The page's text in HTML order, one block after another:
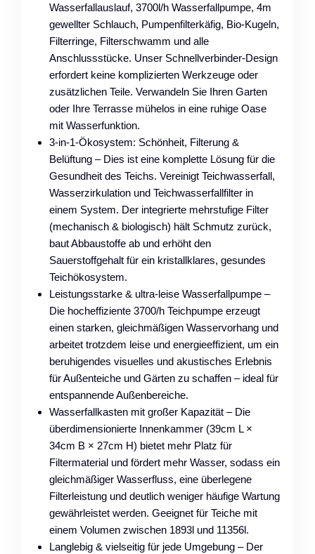
Wasserfallauslauf, 3700l/h Wasserfallpumpe, 4m
gewellter Schlauch, Pumpenfilterkäfig, Bio-Kugeln,
Filterringe, Filterschwamm und alle
Anschlussstücke. Unser Schnellverbinder-Design
erfordert keine komplizierten Werkzeuge oder
zusätzlichen Teile. Verwandeln Sie Ihren Garten
oder Ihre Terrasse mühelos in eine ruhige Oase
mit Wasserfunktion.
3-in-1-Ökosystem: Schönheit, Filterung &
Belüftung – Dies ist eine komplette Lösung für die
Gesundheit des Teichs. Vereinigt Teichwasserfall,
Wasserzirkulation und Teichwasserfallfilter in
einem System. Der integrierte mehrstufige Filter
(mechanisch & biologisch) hält Schmutz zurück,
baut Abbaustoffe ab und erhöht den
Sauerstoffgehalt für ein kristallklares, gesundes
Teichökosystem.
Leistungsstarke & ultra-leise Wasserfallpumpe –
Die hocheffiziente 3700/h Teichpumpe erzeugt
einen starken, gleichmäßigen Wasservorhang und
arbeitet trotzdem leise und energieeffizient, um ein
beruhigendes visuelles und akustisches Erlebnis
für Außenteiche und Gärten zu schaffen – ideal für
entspannende Außenbereiche.
Wasserfallkasten mit großer Kapazität – Die
überdimensionierte Innenkammer (39cm L ×
34cm B × 27cm H) bietet mehr Platz für
Filtermaterial und fördert mehr Wasser, sodass ein
gleichmäßiger Wasserfluss, eine überlegene
Filterleistung und deutlich weniger häufige Wartung
gewährleistet werden. Geeignet für Teiche mit
einem Volumen zwischen 1893l und 11356l.
Langlebig & vielseitig für jede Umgebung – Der